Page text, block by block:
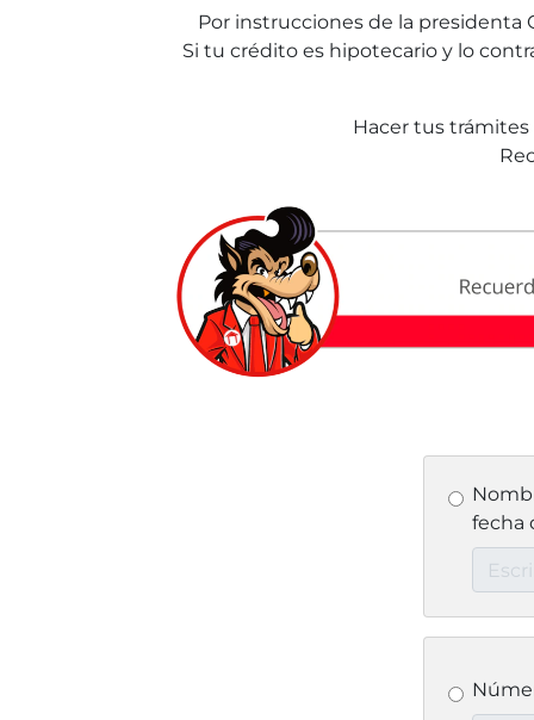
Por instrucciones de la presidenta
Si tu crédito es hipotecario y lo
Hacer tus
fecha